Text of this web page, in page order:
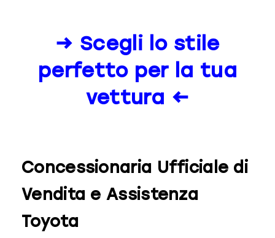
→ Scegli lo stile
perfetto per la tua
vettura ←
Concessionaria Ufficiale di
Vendita e Assistenza
Toyota